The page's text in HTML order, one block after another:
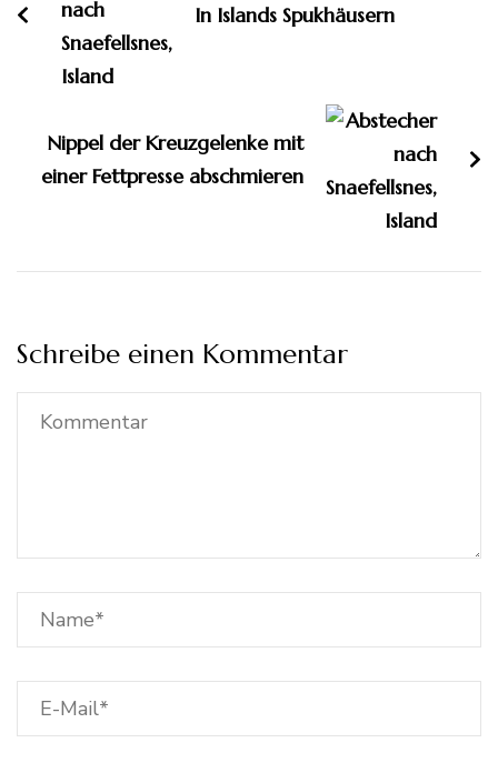
In Islands Spukhäusern
Nippel der Kreuzgelenke mit
einer Fettpresse abschmieren
Schreibe einen Kommentar